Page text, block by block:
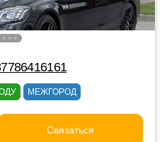
МЕЖГОРОД
Связаться